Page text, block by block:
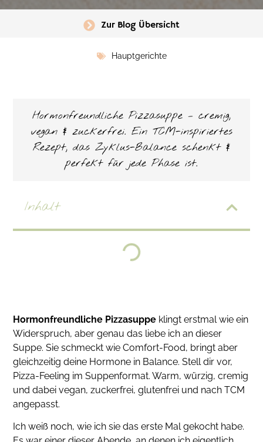
Zur Blog Übersicht
Hauptgerichte
Hormonfreundliche Pizzasuppe – cremig,
vegan & zuckerfrei. Ein TCM-inspiriertes
Rezept, das Zyklus-Balance schenkt &
perfekt für jede Phase ist.
Inhalt
Hormonfreundliche Pizzasuppe klingt erstmal wie ein
Widerspruch, aber genau das liebe ich an dieser
Suppe. Sie schmeckt wie Comfort-Food, bringt aber
gleichzeitig deine Hormone in Balance. Stell dir vor,
Pizza-Feeling im Suppenformat. Warm, würzig, cremig
und dabei vegan, zuckerfrei, glutenfrei und nach TCM
angepasst.
Ich weiß noch, wie ich sie das erste Mal gekocht habe.